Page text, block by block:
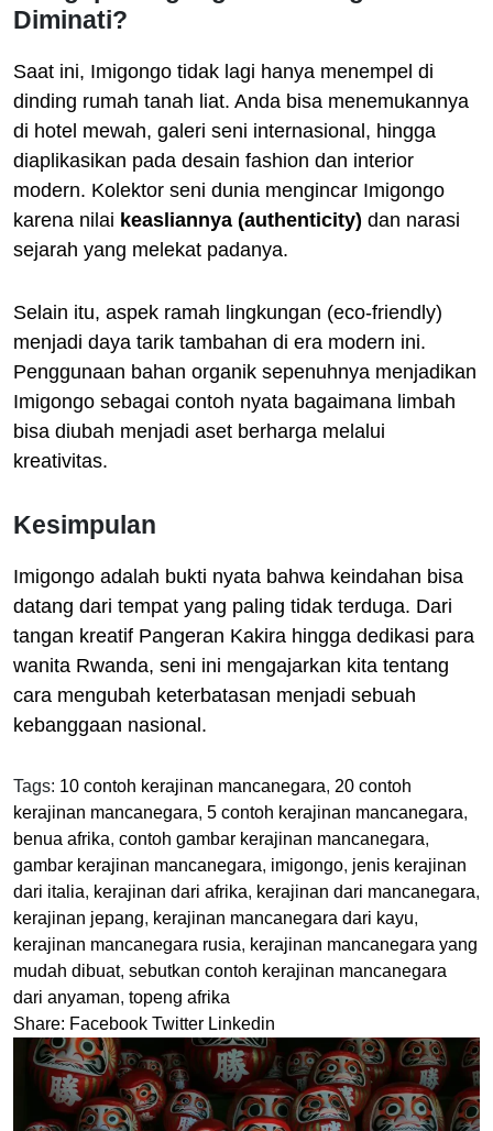
Diminati?
Saat ini, Imigongo tidak lagi hanya menempel di
dinding rumah tanah liat. Anda bisa menemukannya
di hotel mewah, galeri seni internasional, hingga
diaplikasikan pada desain fashion dan interior
modern. Kolektor seni dunia mengincar Imigongo
karena nilai keasliannya (authenticity) dan narasi
sejarah yang melekat padanya.
Selain itu, aspek ramah lingkungan (eco-friendly)
menjadi daya tarik tambahan di era modern ini.
Penggunaan bahan organik sepenuhnya menjadikan
Imigongo sebagai contoh nyata bagaimana limbah
bisa diubah menjadi aset berharga melalui
kreativitas.
Kesimpulan
Imigongo adalah bukti nyata bahwa keindahan bisa
datang dari tempat yang paling tidak terduga. Dari
tangan kreatif Pangeran Kakira hingga dedikasi para
wanita Rwanda, seni ini mengajarkan kita tentang
cara mengubah keterbatasan menjadi sebuah
kebanggaan nasional.
Tags: 10 contoh kerajinan mancanegara, 20 contoh
kerajinan mancanegara, 5 contoh kerajinan mancanegara,
benua afrika, contoh gambar kerajinan mancanegara,
gambar kerajinan mancanegara, imigongo, jenis kerajinan
dari italia, kerajinan dari afrika, kerajinan dari mancanegara,
kerajinan jepang, kerajinan mancanegara dari kayu,
kerajinan mancanegara rusia, kerajinan mancanegara yang
mudah dibuat, sebutkan contoh kerajinan mancanegara
dari anyaman, topeng afrika
Share: Facebook Twitter Linkedin